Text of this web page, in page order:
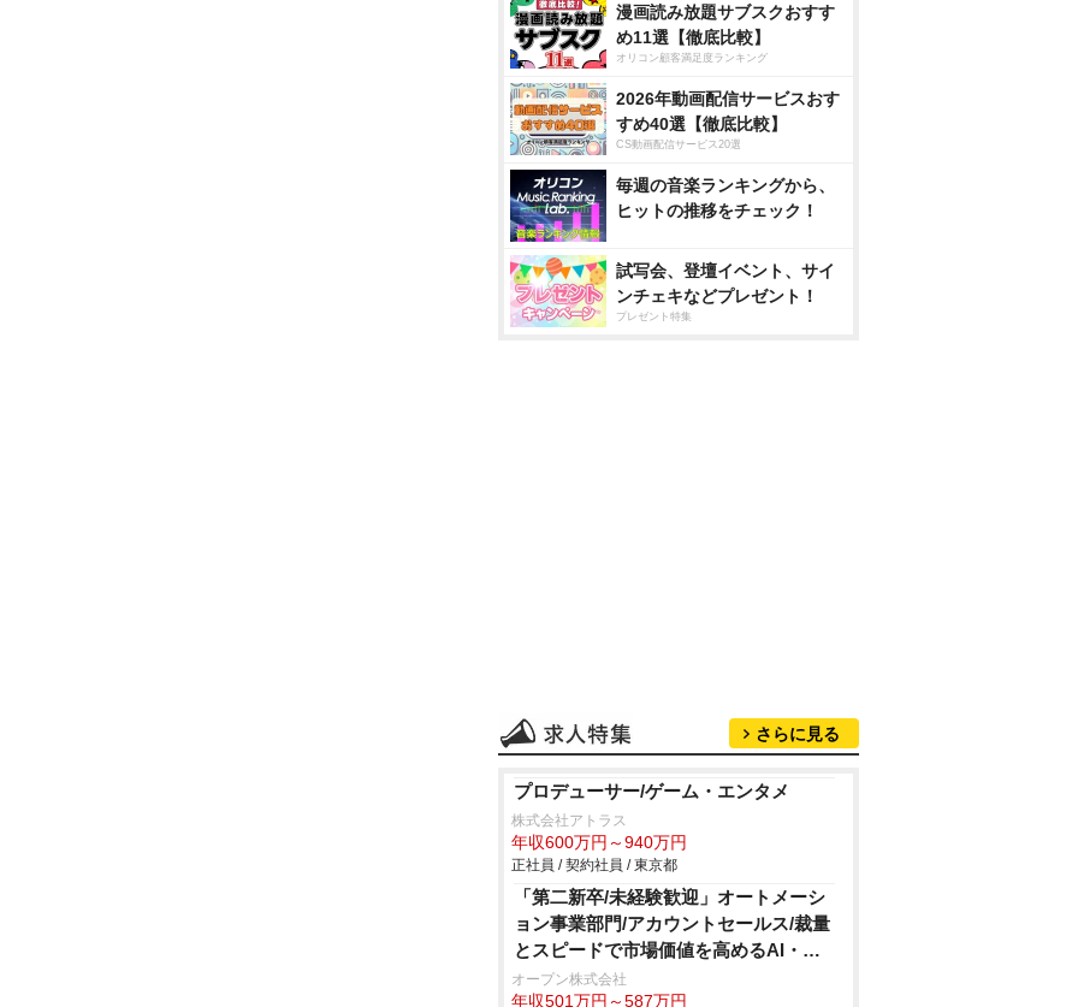
漫画読み放題サブスクおすす
め11選【徹底比較】
オリコン顧客満足度ランキング
2026年動画配信サービスおす
すめ40選【徹底比較】
CS動画配信サービス20選
毎週の音楽ランキングから、
ヒットの推移をチェック！
試写会、登壇イベント、サイ
ンチェキなどプレゼント！
プレゼント特集
さらに見る
プロデューサー/ゲーム・エンタメ
株式会社アトラス
年収600万円～940万円
正社員 / 契約社員 / 東京都
「第二新卒/未経験歓迎」オートメーシ
ョン事業部門/アカウントセールス/裁量
とスピードで市場価値を高めるAI・
RPAの新規営業
オープン株式会社
年収501万円～587万円